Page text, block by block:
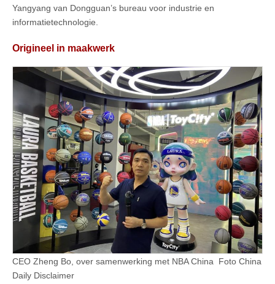
Yangyang van Dongguan’s bureau voor industrie en
informatietechnologie.
Origineel in maakwerk
CEO Zheng Bo, over samenwerking met NBA China Foto China
Daily Disclaimer